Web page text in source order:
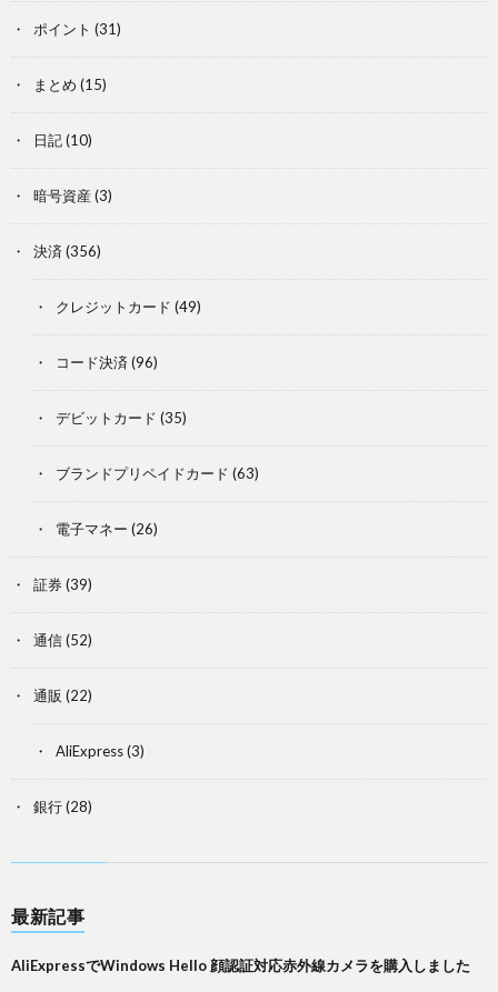
ポイント (31)
まとめ (15)
日記(10)
暗号資産 (3)
決済 (356)
クレジットカード (49)
コード決済 (96)
デビットカード (35)
ブランドプリペイドカード (63)
電子マネー (26)
証券(39)
通信(52)
通販 (22)
AliExpress(3)
銀行(28)
最新記事
AliExpressでWindows Hello 顔認証対応赤外線カメラを購入しました